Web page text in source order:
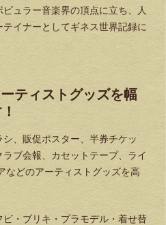
ピュラー音楽界の頂点に立ち、人
イナーとしてギネス世界記録に
ティストグッズを幅
、販促ポスター、半券チケッ
ラブ会報、カセットテープ、ライ
などのアーティストグッズを高
・ブリキ・プラモデル・着せ替